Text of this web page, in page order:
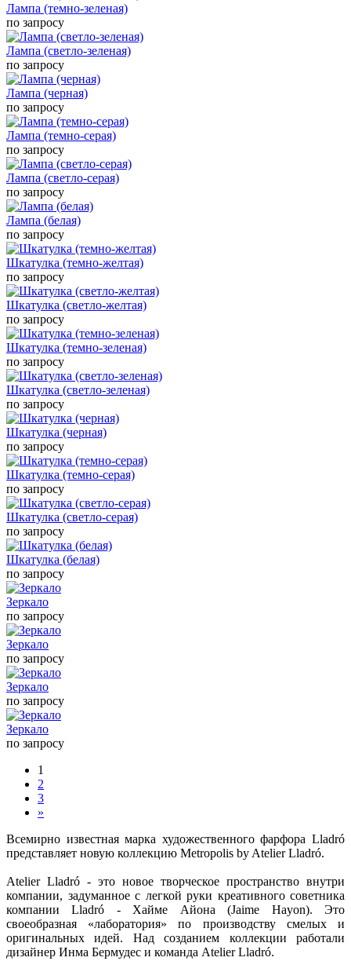
Лампа (темно-зеленая)
по запросу
Лампа (светло-зеленая)
по запросу
Лампа (черная)
по запросу
Лампа (темно-серая)
по запросу
Лампа (светло-серая)
по запросу
Лампа (белая)
по запросу
Шкатулка (темно-желтая)
по запросу
Шкатулка (светло-желтая)
по запросу
Шкатулка (темно-зеленая)
по запросу
Шкатулка (светло-зеленая)
по запросу
Шкатулка (черная)
по запросу
Шкатулка (темно-серая)
по запросу
Шкатулка (светло-серая)
по запросу
Шкатулка (белая)
по запросу
Зеркало
по запросу
Зеркало
по запросу
Зеркало
по запросу
Зеркало
по запросу
1
2
3
»
Всемирно известная марка художественного фарфора Lladró
представляет новую коллекцию Metropolis by Atelier Lladró.
Atelier Lladró - это новое творческое пространство внутри
компании, задуманное с легкой руки креативного советника
компании Lladró - Хайме Айона (Jaime Hayon). Это
своеобразная «лаборатория» по производству смелых и
оригинальных идей. Над созданием коллекции работали
дизайнер Инма Бермудес и команда Atelier Lladró.